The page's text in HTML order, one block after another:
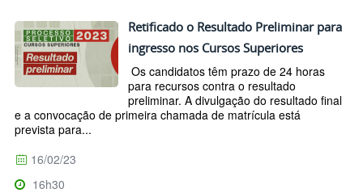
Retificado o Resultado Preliminar para
ingresso nos Cursos Superiores
Os candidatos têm prazo de 24 horas
para recursos contra o resultado
preliminar. A divulgação do resultado final
e a convocação de primeira chamada de matrícula está
prevista para...
16/02/23
16h30